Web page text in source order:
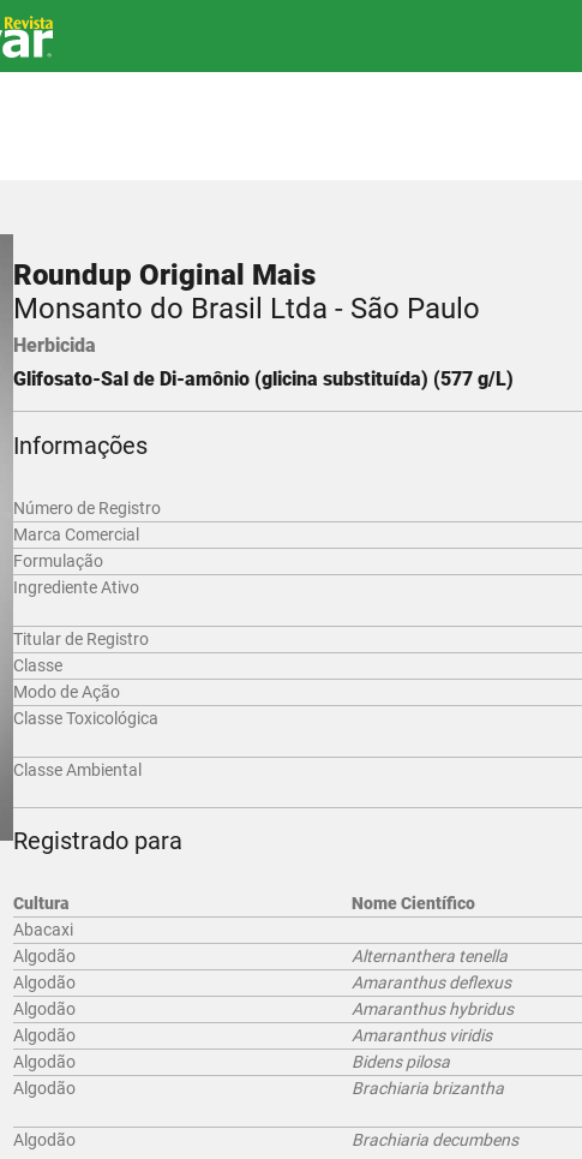
Roundup Original Mais
Monsanto do Brasil Ltda - São Paulo
Herbicida
Glifosato-Sal de Di-amônio (glicina substituída) (577 g/L)
Informações
Número de Registro
Marca Comercial
Formulação
Ingrediente Ativo
Titular de Registro
Classe
Modo de Ação
Classe Toxicológica
Classe Ambiental
Registrado para
Cultura Nome Científico
Abacaxi
Algodão
Alternanthera tenella
Algodão
Amaranthus deflexus
Algodão
Amaranthus hybridus
Algodão
Amaranthus viridis
Algodão
Bidens pilosa
Algodão
Brachiaria brizantha
Algodão
Brachiaria decumbens